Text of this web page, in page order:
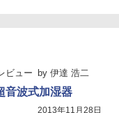
ビュー by 伊達 浩二
音波式加湿器
2013年11月28日